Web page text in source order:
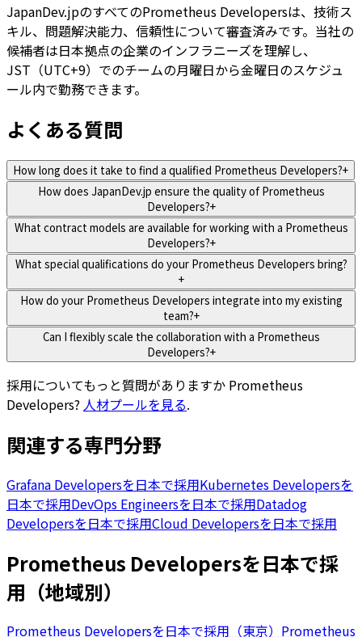
JapanDev.jpのすべてのPrometheus Developersは、技術ス
キル、問題解決能力、信頼性について審査済みです。当社の
候補者は日本拠点の企業のインフラニーズを理解し、
JST（UTC+9）でのチームの月曜日から金曜日のスケジュ
ール内で勤務できます。
よくある質問
How long does it take to find a qualified Prometheus Developers?+
How does JapanDev.jp ensure the quality of Prometheus
Developers?+
What contract models are available for working with a Prometheus
Developers?+
What special qualifications do your Prometheus Developers bring?
+
How do your Prometheus Developers integrate into my existing
team?+
Can I flexibly scale the collaboration with a Prometheus
Developers?+
採用についてもっと質問がありますか Prometheus
Developers? 人材プールを見る.
関連する専門分野
Grafana Developersを日本で採用Kubernetes Developersを
日本で採用DevOps Engineersを日本で採用Datadog
Developersを日本で採用Cloud Developersを日本で採用
Prometheus Developersを日本で採
用（地域別）
Prometheus Developersを日本で採用（東京） Prometheus